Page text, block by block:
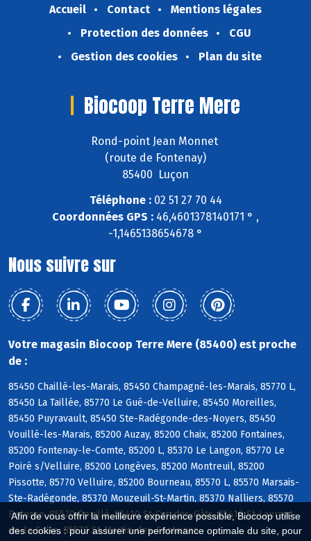
Afin de vous offrir la meilleure expérience possible, Biocoop utilise
des cookies : pour assurer une performance optimale du site, pour
Accueil Contact
Mentions légales
Protection des données
CGU
Gestion des cookies
Plan du site
Biocoop Terre Mere
Rond-point Jean Monnet
(route de Fontenay)
85400 Luçon
Téléphone :02 51 27 70 44
Coordonnées GPS : 46,4601378140171 ° ,
-1,1465138654678 °
Nous suivre sur
Votre magasin Biocoop Terre Mere (85400) est proche
de :
85450 Chaillé-les-Marais, 85450 Champagné-les-Marais, 85770 L,
85450 La Taillée, 85770 Le Gué-de-Velluire, 85450 Moreilles,
85450 Puyravault, 85450 Ste-Radégonde-des-Noyers, 85450
Vouillé-les-Marais, 85200 Auzay, 85200 Chaix, 85200 Fontaines,
85200 Fontenay-le-Comte, 85200 L, 85370 Le Langon, 85770 Le
Poiré s/Velluire, 85200 Longèves, 85200 Montreuil, 85200
Pissotte, 85770 Velluire, 85200 Bourneau, 85570 L, 85570 Marsais-
Ste-Radégonde, 85370 Mouzeuil-St-Martin, 85370 Nalliers, 85570
Petosse, 85570 Pouillé, 85410 St-Cyr-des-Gâts, 85410 St-Laurent-
de-la-Salle, 85570 St-Martin-des-Fontaines